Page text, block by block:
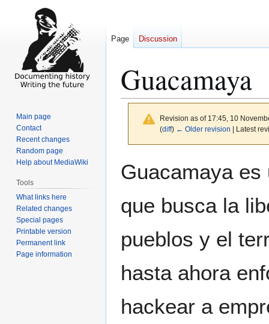
Guacamaya
Revision as of 17:45, 10
(diff) ← Older revision | Latest
to
to
Guacamaya
que busca la
pueblos y el
hasta ahora
hackear a
Page Discussion
Main page
Contact
Recent changes
Random page
Help about MediaWiki
Tools
What links here
Related changes
Special pages
Printable version
Permanent link
Page information